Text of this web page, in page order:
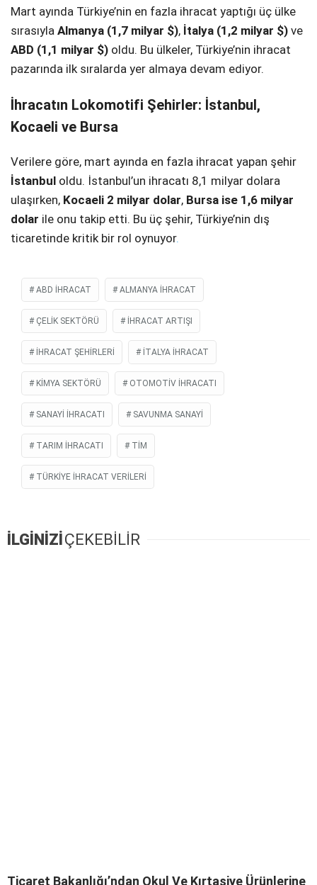
Mart ayında Türkiye’nin en fazla ihracat yaptığı üç ülke
sırasıyla Almanya (1,7 milyar $), İtalya (1,2 milyar $) ve
ABD (1,1 milyar $) oldu. Bu ülkeler, Türkiye’nin ihracat
pazarında ilk sıralarda yer almaya devam ediyor.
İhracatın Lokomotifi Şehirler: İstanbul,
Kocaeli ve Bursa
Verilere göre, mart ayında en fazla ihracat yapan şehir
İstanbul oldu. İstanbul’un ihracatı 8,1 milyar dolara
ulaşırken, Kocaeli 2 milyar dolar, Bursa ise 1,6 milyar
dolar ile onu takip etti. Bu üç şehir, Türkiye’nin dış
ticaretinde kritik bir rol oynuyor.
ABD IHRACAT ALMANYA IHRACAT
ÇELIK SEKTÖRÜ IHRACAT ARTIŞI
IHRACAT ŞEHIRLERI İTALYA IHRACAT
KIMYA SEKTÖRÜ OTOMOTIV IHRACATI
SANAYI IHRACATI SAVUNMA SANAYI
TARIM IHRACATI TİM
TÜRKIYE IHRACAT VERILERI
İLGİNİZİÇEKEBİLİR
Ticaret Bakanlığı’ndan Okul Ve Kırtasiye Ürünlerine